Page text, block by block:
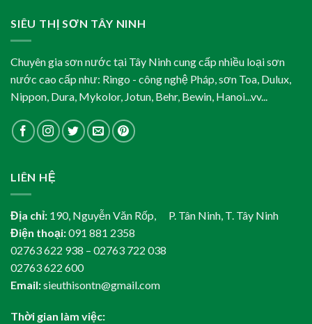
SIÊU THỊ SƠN TÂY NINH
Chuyên gia sơn nước tại Tây Ninh cung cấp nhiều loại sơn
nước cao cấp như: Ringo - công nghệ Pháp, sơn Toa, Dulux,
Nippon, Dura, Mykolor, Jotun, Behr, Bewin, Hanoi...vv...
LIÊN HỆ
Địa chỉ: 190, Nguyễn Văn Rốp, P. Tân Ninh, T. Tây Ninh
Điện thoại:091 881 2358
02763 622 938 – 02763 722 038
02763 622 600
Email:sieuthisontn@gmail.com
Thời gian làm việc: